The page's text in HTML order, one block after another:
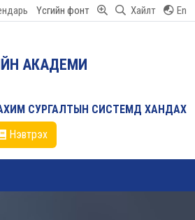
Үсгийн фонт Хайлт En
АКАДЕМИ
СУРГАЛТЫН СИСТЕМД ХАНДАХ
Нэвтрэх